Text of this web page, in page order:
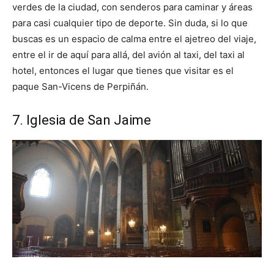
verdes de la ciudad, con senderos para caminar y áreas
para casi cualquier tipo de deporte. Sin duda, si lo que
buscas es un espacio de calma entre el ajetreo del viaje,
entre el ir de aquí para allá, del avión al taxi, del taxi al
hotel, entonces el lugar que tienes que visitar es el
paque San-Vicens de Perpiñán.
7. Iglesia de San Jaime